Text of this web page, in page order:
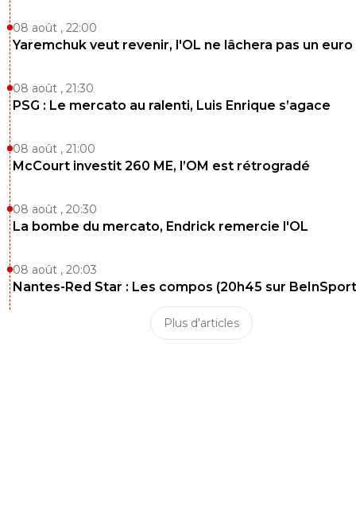
08 août , 22:00
Yaremchuk veut revenir, l'OL ne lâchera pas un euro
08 août , 21:30
PSG : Le mercato au ralenti, Luis Enrique s’agace
08 août , 21:00
McCourt investit 260 ME, l’OM est rétrogradé
08 août , 20:30
La bombe du mercato, Endrick remercie l'OL
08 août , 20:03
Nantes-Red Star : Les compos (20h45 sur
Plus d'articles